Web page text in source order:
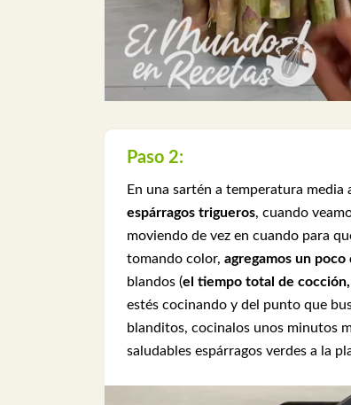
Paso 2:
En una sartén a temperatura media
espárragos trigueros, cuando
moviendo de vez en cuando para
tomando color, agregamos un poco
blandos (el tiempo total de
estés cocinando y del punto que
blanditos, cocinalos unos minutos
saludables espárragos verdes a la